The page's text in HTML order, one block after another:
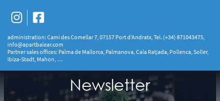
administration: Cami des Comellar 7, 07157 Port d’Andratx, Tel. (+34) 871043475,
info@apartbalear.com
Partner sales offices: Palma de Mallorca, Palmanova, Cala Ratjada, Pollenca, Soller,
Ibiza-Stadt, Mahon, …
Newsletter